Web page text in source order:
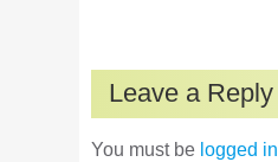
Leave a Reply
You must be logged in